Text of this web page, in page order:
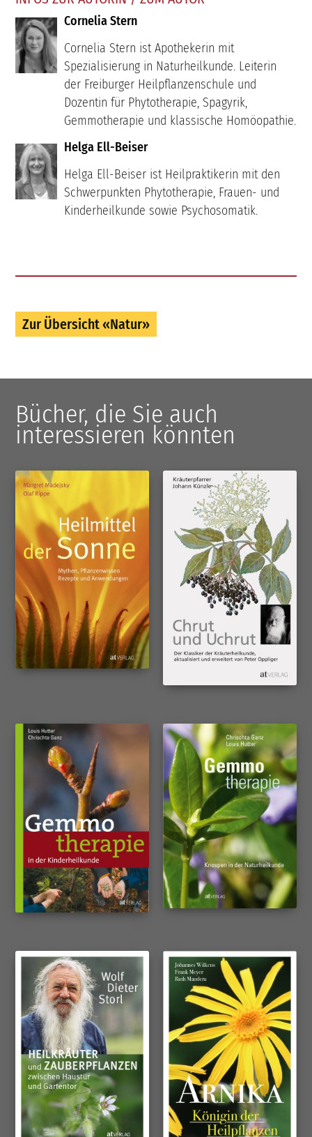
Cornelia Stern
Cornelia Stern ist Apothekerin mit
Spezialisierung in Naturheilkunde. Leiterin
der Freiburger Heilpflanzenschule und
Dozentin für Phytotherapie, Spagyrik,
Gemmotherapie und klassische Homöopathie.
Helga Ell-Beiser
Helga Ell-Beiser ist Heilpraktikerin mit den
Schwerpunkten Phytotherapie, Frauen- und
Kinderheilkunde sowie Psychosomatik.
Zur Übersicht «Natur»
Bücher, die Sie auch
interessieren könnten